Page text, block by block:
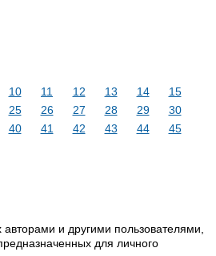
10 11 12 13 14
15
25 26 27 28 29
30
40 41 42 43 44
45
и другими пользователями,
для личного